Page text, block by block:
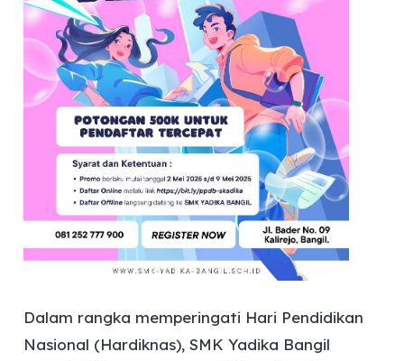
Dalam rangka memperingati Hari Pendidikan
Nasional (Hardiknas), SMK Yadika Bangil